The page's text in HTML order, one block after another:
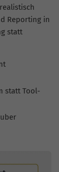
Reporting in
statt
statt Tool-